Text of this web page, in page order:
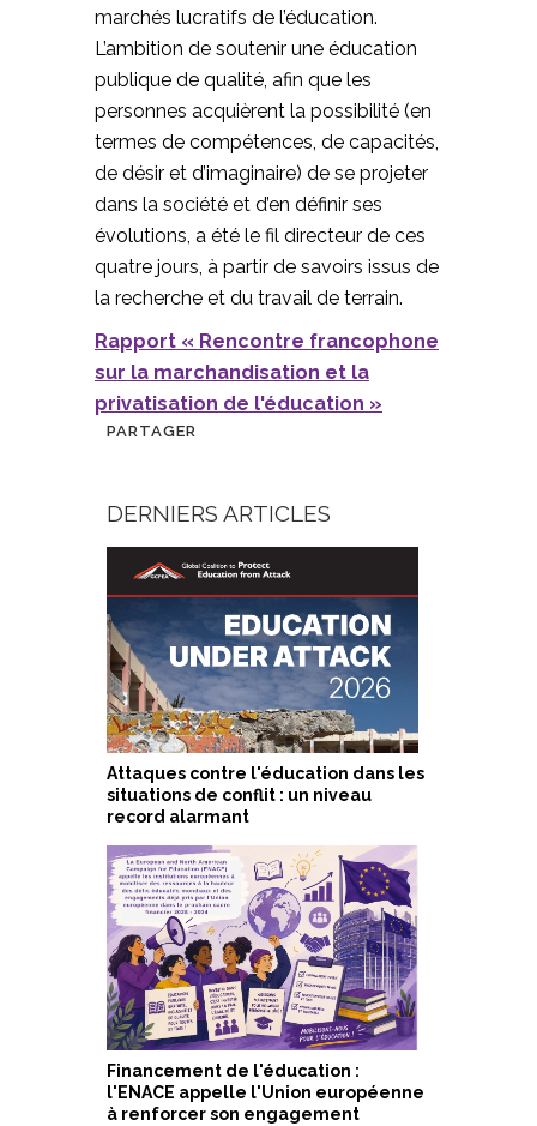
marchés lucratifs de l’éducation.
L’ambition de soutenir une éducation
publique de qualité, afin que les
personnes acquièrent la possibilité (en
termes de compétences, de capacités,
de désir et d’imaginaire) de se projeter
dans la société et d’en définir ses
évolutions, a été le fil directeur de ces
quatre jours, à partir de savoirs issus de
la recherche et du travail de terrain.
Rapport « Rencontre francophone
sur la marchandisation et la
privatisation de l'éducation »
PARTAGER
DERNIERS ARTICLES
Attaques contre l'éducation dans les
situations de conflit : un niveau
record alarmant
Financement de l'éducation :
l'ENACE appelle l'Union européenne
à renforcer son engagement